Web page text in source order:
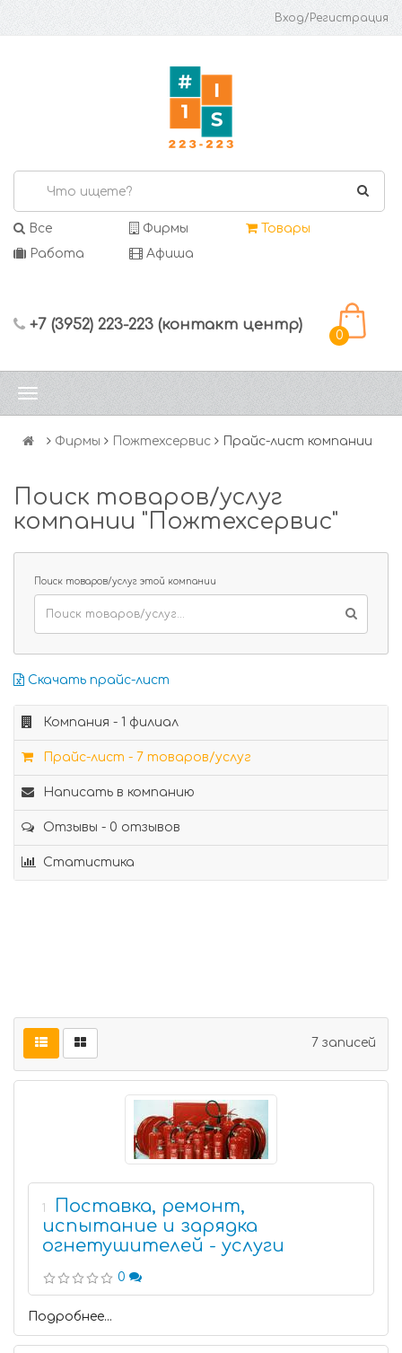
Вход/Регистрация
Все Фирмы
Товары
Работа
Афиша
+7 (3952) 223-223 (контакт центр)
0
Фирмы Пожтехсервис Прайс-лист компании
Поиск товаров/услуг
компании "Пожтехсервис"
Поиск товаров/услуг этой компании
Скачать прайс-лист
Компания - 1 филиал
Прайс-лист - 7 товаров/услуг
Написать в компанию
Отзывы - 0 отзывов
Статистика
7 записей
1
Поставка, ремонт,
испытание и зарядка
огнетушителей - услуги
0
Подробнее...